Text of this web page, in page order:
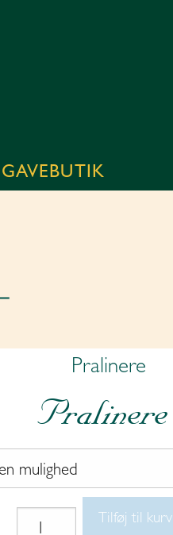
GAVEBUTIK
Pralinere
Pralinere
Tilføj til kurv